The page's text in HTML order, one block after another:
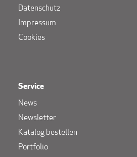
Datenschutz
Impressum
Cookies
Service
News
Newsletter
Katalog bestellen
Portfolio